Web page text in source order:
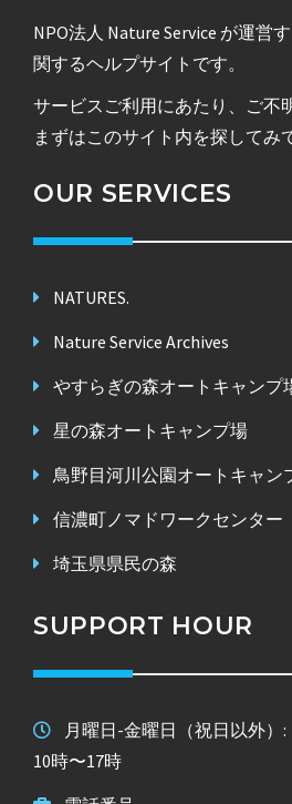
NPO法人 Nature Service が運営
関するヘルプサイトです。
サービスご利用にあたり、ご不
まずはこのサイト内を探してみ
OUR SERVICES
NATURES.
Nature Service Archives
やすらぎの森オートキャンプ
星の森オートキャンプ場
鳥野目河川公園オートキャン
信濃町ノマドワークセンター
埼玉県県民の森
SUPPORT HOUR
月曜日-金曜日（祝日以外）:
10時〜17時